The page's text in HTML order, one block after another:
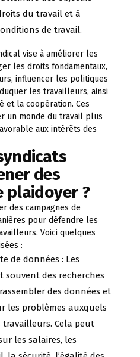
du travail et à
de travail.
vise à améliorer les
les droits fondamentaux,
influencer les politiques
les travailleurs, ainsi
et la coopération. Ces
un monde du travail plus
aux intérêts des
des
plaidoyer ?
des campagnes de
pour défendre les
Voici quelques
:
de données : Les
souvent des recherches
des données et
les problèmes auxquels
Cela peut
les salaires, les